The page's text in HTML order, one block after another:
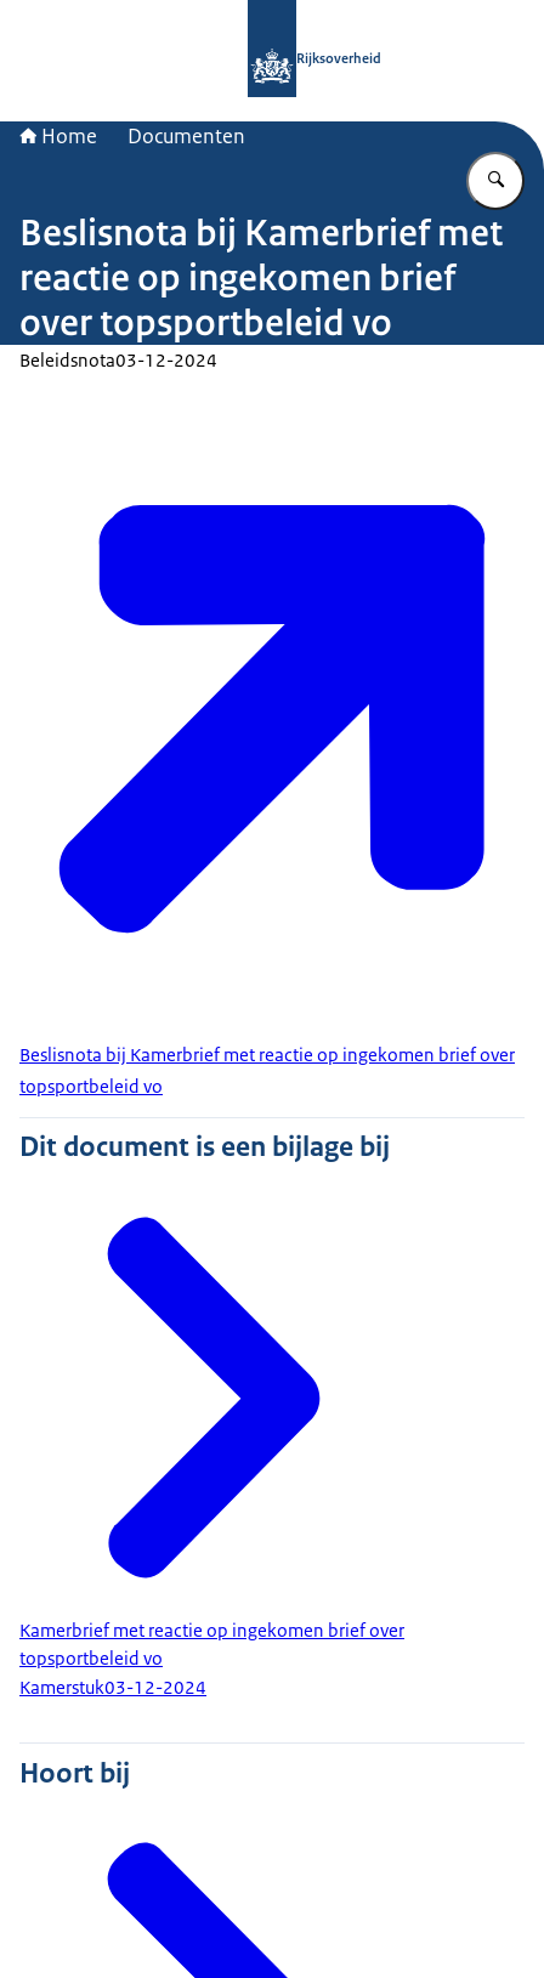
Rijksoverheid
Home Documenten
Beslisnota bij Kamerbrief met
reactie op ingekomen brief
over topsportbeleid vo
Beleidsnota03-12-2024
Beslisnota bij Kamerbrief met reactie op ingekomen brief over
topsportbeleid vo
Dit document is een bijlage bij
Kamerbrief met reactie op ingekomen brief over
topsportbeleid vo
Kamerstuk03-12-2024
Hoort bij